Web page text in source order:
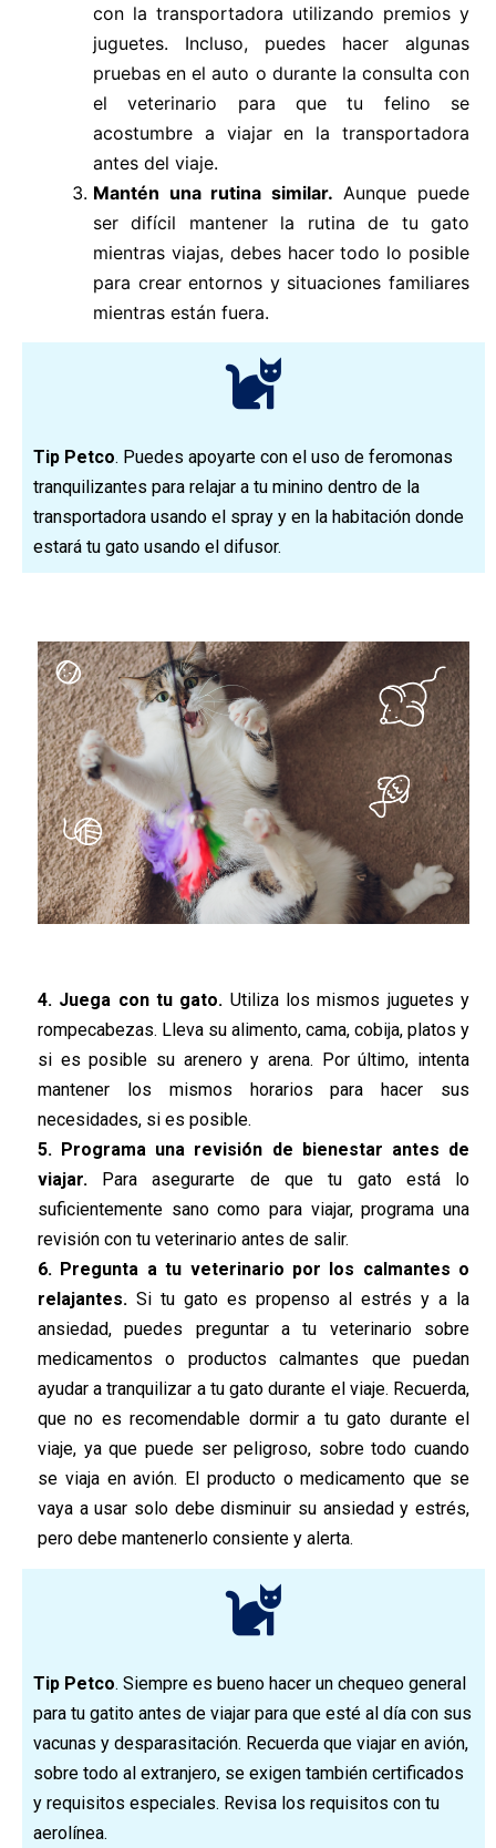
con la transportadora utilizando premios y
juguetes. Incluso, puedes hacer algunas
pruebas en el auto o durante la consulta con
el veterinario para que tu felino se
acostumbre a viajar en la transportadora
antes del viaje.
Mantén una rutina similar. Aunque puede
ser difícil mantener la rutina de tu gato
mientras viajas, debes hacer todo lo posible
para crear entornos y situaciones familiares
mientras están fuera.
Tip Petco. Puedes apoyarte con el uso de feromonas
tranquilizantes para relajar a tu minino dentro de la
transportadora usando el spray y en la habitación donde
estará tu gato usando el difusor.
4. Juega con tu gato. Utiliza los mismos juguetes y
rompecabezas. Lleva su alimento, cama, cobija, platos y
si es posible su arenero y arena. Por último, intenta
mantener los mismos horarios para hacer sus
necesidades, si es posible.
5. Programa una revisión de bienestar antes de
viajar.Para asegurarte de que tu gato está lo
suficientemente sano como para viajar, programa una
revisión con tu veterinario antes de salir.
6. Pregunta a tu veterinario por los calmantes o
relajantes.Si tu gato es propenso al estrés y a la
ansiedad, puedes preguntar a tu veterinario sobre
medicamentos o productos calmantes que puedan
ayudar a tranquilizar a tu gato durante el viaje. Recuerda,
que no es recomendable dormir a tu gato durante el
viaje, ya que puede ser peligroso, sobre todo cuando
se viaja en avión. El producto o medicamento que se
vaya a usar solo debe disminuir su ansiedad y estrés,
pero debe mantenerlo consiente y alerta.
Tip Petco. Siempre es bueno hacer un chequeo general
para tu gatito antes de viajar para que esté al día con sus
vacunas y desparasitación. Recuerda que viajar en avión,
sobre todo al extranjero, se exigen también certificados
y requisitos especiales. Revisa los requisitos con tu
aerolínea.